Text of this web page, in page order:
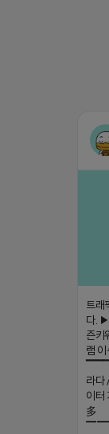
트래
다. ▶
즌키
램
라다
이터
多